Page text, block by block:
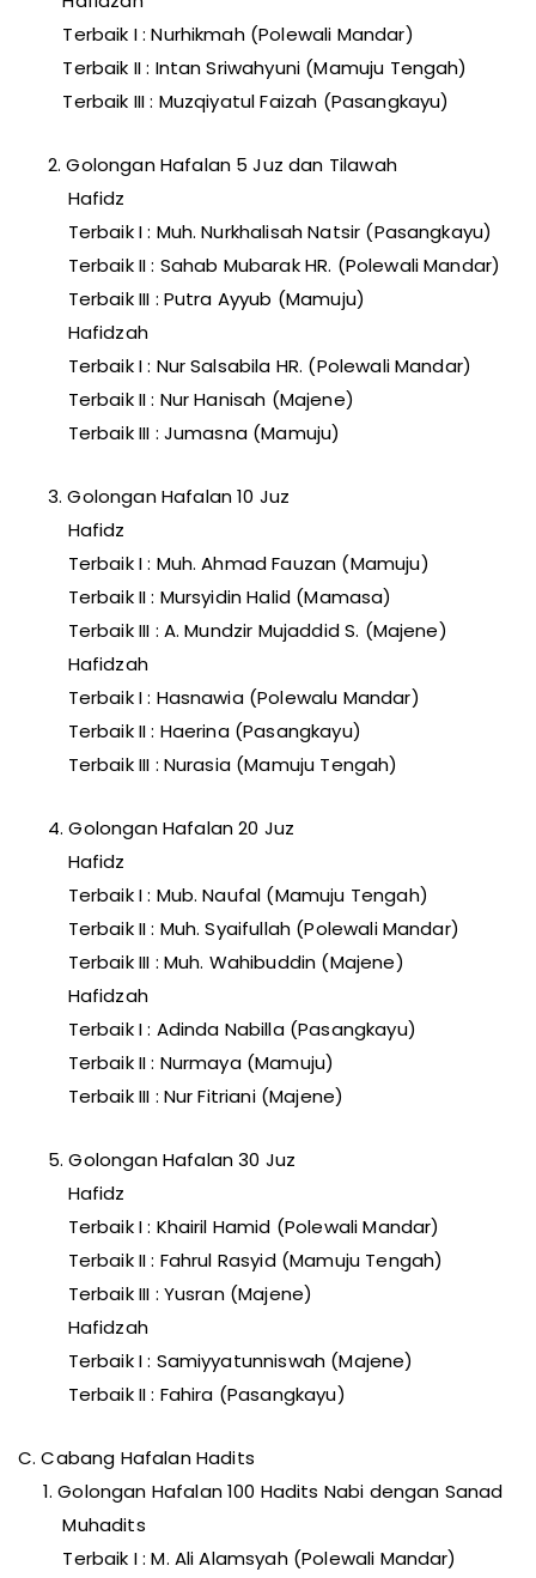
Terbaik I : Nurhikmah (Polewali Mandar)
Terbaik II : Intan Sriwahyuni (Mamuju Tengah)
Terbaik III : Muzqiyatul Faizah (Pasangkayu)
2. Golongan Hafalan 5 Juz dan Tilawah
Hafidz
Terbaik I : Muh. Nurkhalisah Natsir (Pasangkayu)
Terbaik II : Sahab Mubarak HR. (Polewali Mandar)
Terbaik III : Putra Ayyub (Mamuju)
Hafidzah
Terbaik I : Nur Salsabila HR. (Polewali Mandar)
Terbaik II : Nur Hanisah (Majene)
Terbaik III : Jumasna (Mamuju)
3. Golongan Hafalan 10 Juz
Hafidz
Terbaik I : Muh. Ahmad Fauzan (Mamuju)
Terbaik II : Mursyidin Halid (Mamasa)
Terbaik III : A. Mundzir Mujaddid S. (Majene)
Hafidzah
Terbaik I : Hasnawia (Polewalu Mandar)
Terbaik II : Haerina (Pasangkayu)
Terbaik III : Nurasia (Mamuju Tengah)
4. Golongan Hafalan 20 Juz
Hafidz
Terbaik I : Mub. Naufal (Mamuju Tengah)
Terbaik II : Muh. Syaifullah (Polewali Mandar)
Terbaik III : Muh. Wahibuddin (Majene)
Hafidzah
Terbaik I : Adinda Nabilla (Pasangkayu)
Terbaik II : Nurmaya (Mamuju)
Terbaik III : Nur Fitriani (Majene)
5. Golongan Hafalan 30 Juz
Hafidz
Terbaik I : Khairil Hamid (Polewali Mandar)
Terbaik II : Fahrul Rasyid (Mamuju Tengah)
Terbaik III : Yusran (Majene)
Hafidzah
Terbaik I : Samiyyatunniswah (Majene)
Terbaik II : Fahira (Pasangkayu)
C. Cabang Hafalan Hadits
1. Golongan Hafalan 100 Hadits Nabi dengan Sanad
Muhadits
Terbaik I : M. Ali Alamsyah (Polewali Mandar)